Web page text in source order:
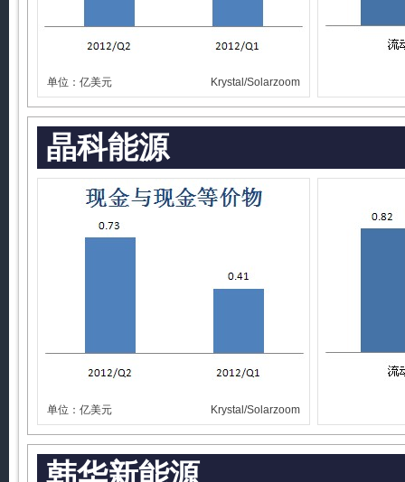
Krystal/Solarzoom
单位：亿美元
晶科能源
Krystal/Solarzoom
单位：亿美元
韩华新能源